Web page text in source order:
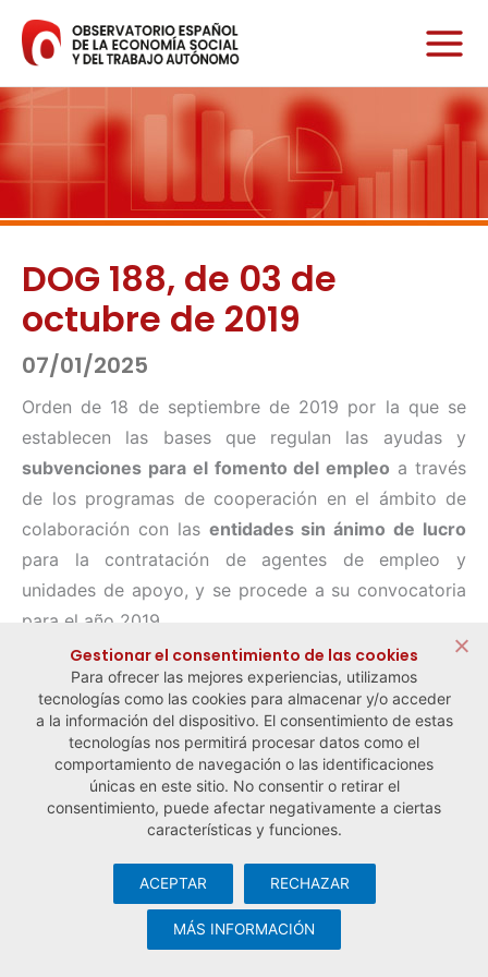
contenido
DOG 188, de 03 de
octubre de 2019
07/01/2025
Orden de 18 de septiembre de 2019 por la que se
establecen las bases que regulan las ayudas y
subvenciones para el fomento del empleo a través
de los programas de cooperación en el ámbito de
colaboración con las entidades sin ánimo de lucro
para la contratación de agentes de empleo y
unidades de apoyo, y se procede a su convocatoria
para el año 2019.
← Noticia anterior Noticia siguiente →
© Observatorio Español de la Economía Social y del Trabajo
Aviso legal y política de privacidad
cookies· Desarrollo web:Visualco
Gestionar el consentimiento de las cookies
Para ofrecer las mejores experiencias, utilizamos
tecnologías como las cookies para almacenar y/o acceder
a la información del dispositivo. El consentimiento de estas
tecnologías nos permitirá procesar datos como el
comportamiento de navegación o las identificaciones
únicas en este sitio. No consentir o retirar el
consentimiento, puede afectar negativamente a ciertas
características y funciones.
ACEPTAR RECHAZAR
MÁS INFORMACIÓN